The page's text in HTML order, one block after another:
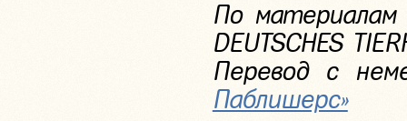
По материалам
DEUTSCHES
Перевод с
Паблишерс»